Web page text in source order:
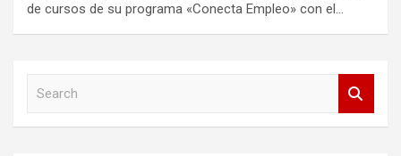
de cursos de su programa «Conecta Empleo» con el…